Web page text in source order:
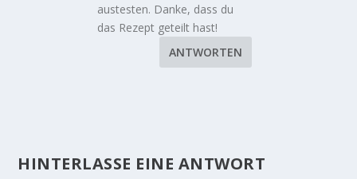
austesten. Danke, dass du
das Rezept geteilt hast!
ANTWORTEN
HINTERLASSE EINE ANTWORT